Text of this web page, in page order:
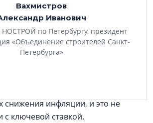
Вахмистров
Иванович
НОСТРОЙ по Петербургу, президент
«Объединение строителей Санкт-
Петербурга»
и геополитическая
влияет на экономику. Это с одной
— мы видим, что Центробанк
с инфляцией. Он для этого избрал
снижения инфляции, и это не
с ключевой ставкой.